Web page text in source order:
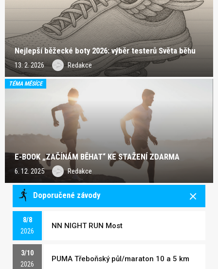
Nejlepší běžecké boty 2026: výběr testerů Světa běhu
13. 2. 2026 Redakce
TÉMA MĚSÍCE
E-BOOK „ZAČÍNÁM BĚHAT“ KE STAŽENÍ ZDARMA
6. 12. 2025 Redakce
Doporučené závody
8/8
2026
NN NIGHT RUN Most
3/10
2026
PUMA Třeboňský půl/maraton 10 a 5 km